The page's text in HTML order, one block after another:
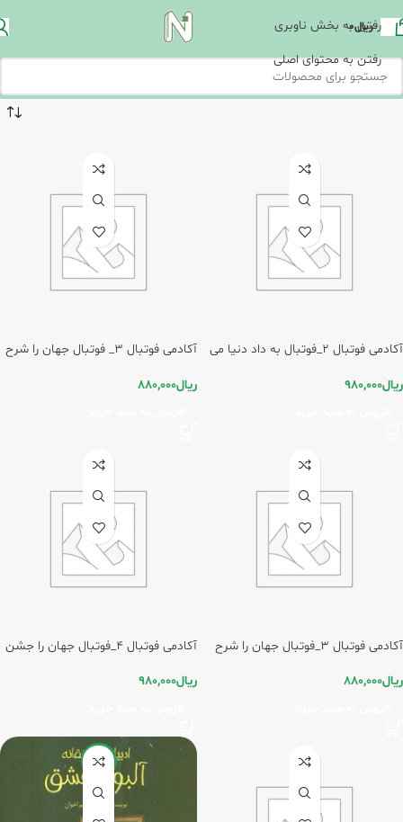
رفتن به بخش ناوبری
رفتن به محتوای اصلی
ریال0
آکادمی فوتبال 2_فوتبال به داد دنیا می
ریال980,000
آکادمی فوتبال 3_ فوتبال جهان را شرح
ریال880,000
آکادمی فوتبال 3_فوتبال جهان را شرح
ریال880,000
آکادمی فوتبال 4_فوتبال جهان را جشن
ریال980,000
-15%